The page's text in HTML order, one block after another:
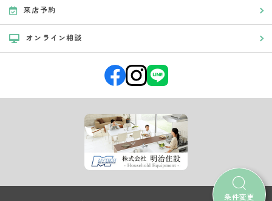
条件変更
来店予約
オンライン相談